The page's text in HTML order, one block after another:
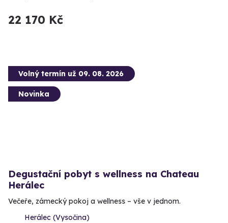
22 170 Kč
Volný termín už 09. 08. 2026
Novinka
Degustační pobyt s wellness na Chateau
Herálec
Večeře, zámecký pokoj a wellness – vše v jednom.
Herálec (Vysočina)